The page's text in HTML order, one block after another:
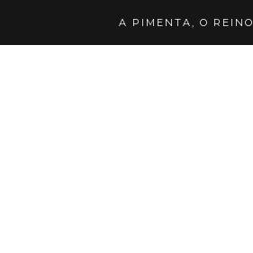
A PIMENTA, O REINO